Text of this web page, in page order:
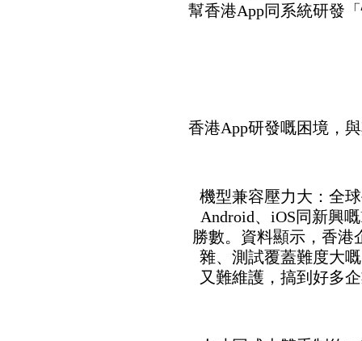
幫香港App同系統研發
香港App研發嘅困境，
1. 機型兼容壓力大：全
Android、iOS同新興
勝數。資料顯示，香港
雜、測試覆蓋難度大
又難維護，搞到好多